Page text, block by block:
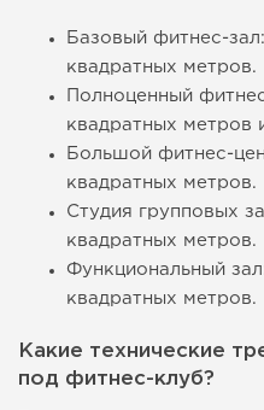
Базовый фитнес-
квадратных метров.
Полноценный
квадратных метров
Большой фитнес-
квадратных метров.
Студия групповых
квадратных метров.
Функциональный
квадратных метров.
Какие технические
под фитнес-клуб?